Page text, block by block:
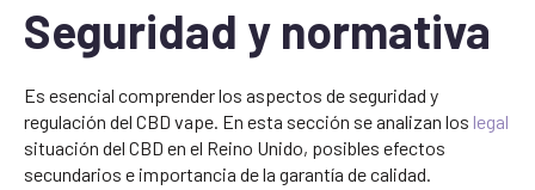
Seguridad y normativa
Es esencial comprender los aspectos de seguridad y
regulación del CBD vape. En esta sección se analizan los legal
situación del CBD en el Reino Unido, posibles efectos
secundarios e importancia de la garantía de calidad.